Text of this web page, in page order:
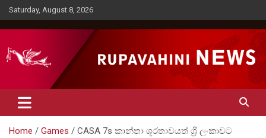
Skip
to
content
Saturday, August 8, 2026
Rupavahini News
Home Games CASA 7s කාන්තා ශූරතාවයත් ශ්‍රී ලංකාවට